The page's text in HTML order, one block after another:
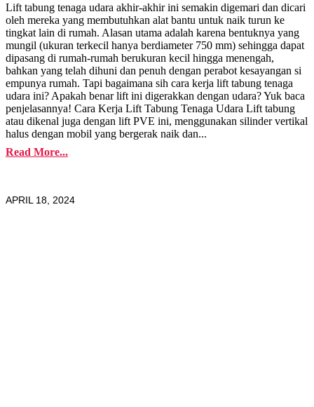
Lift tabung tenaga udara akhir-akhir ini semakin digemari dan dicari
oleh mereka yang membutuhkan alat bantu untuk naik turun ke
tingkat lain di rumah. Alasan utama adalah karena bentuknya yang
mungil (ukuran terkecil hanya berdiameter 750 mm) sehingga dapat
dipasang di rumah-rumah berukuran kecil hingga menengah,
bahkan yang telah dihuni dan penuh dengan perabot kesayangan si
empunya rumah. Tapi bagaimana sih cara kerja lift tabung tenaga
udara ini? Apakah benar lift ini digerakkan dengan udara? Yuk baca
penjelasannya! Cara Kerja Lift Tabung Tenaga Udara Lift tabung
atau dikenal juga dengan lift PVE ini, menggunakan silinder vertikal
halus dengan mobil yang bergerak naik dan...
Read More...
APRIL 18, 2024